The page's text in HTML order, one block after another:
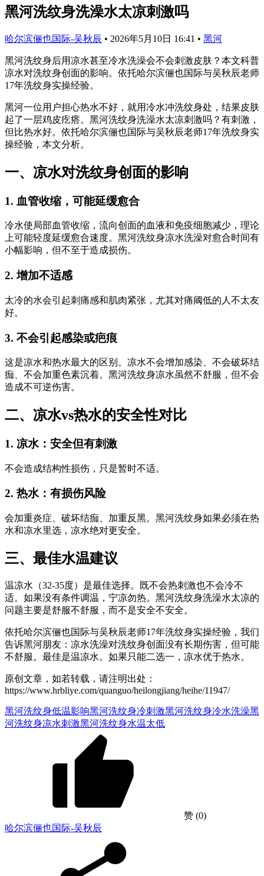
黑河洗纹身洗澡水太凉刺激吗
哈尔滨俪也国际-吴秋辰 • 2026年5月10日 16:41 • 黑河
黑河洗纹身后用凉水甚至冷水洗澡会不会刺激皮肤？本文科普
凉水对洗纹身创面的影响。依托哈尔滨俪也国际与吴秋辰老师
17年洗纹身实操经验。
黑河一位用户担心热水不好，就用冷水冲洗纹身处，结果皮肤
起了一层鸡皮疙瘩。黑河洗纹身洗澡水太凉刺激吗？有刺激，
但比热水好。依托哈尔滨俪也国际与吴秋辰老师17年洗纹身实
操经验，本文分析。
一、凉水对洗纹身创面的影响
1. 血管收缩，可能延缓愈合
冷水使局部血管收缩，流向创面的血液和免疫细胞减少，理论
上可能轻度延缓愈合速度。黑河洗纹身凉水洗澡对愈合时间有
小幅影响，但不至于造成损伤。
2. 增加不适感
太冷的水会引起刺痛感和肌肉紧张，尤其对痛阈低的人不太友
好。
3. 不会引起感染或疤痕
这是凉水和热水最大的区别。凉水不会增加感染、不会破坏结
痂、不会加重色素沉着。黑河洗纹身凉水虽然不舒服，但不会
造成不可逆伤害。
二、凉水vs热水的安全性对比
1. 凉水：安全但有刺激
不会造成结构性损伤，只是暂时不适。
2. 热水：有损伤风险
会加重炎症、破坏结痂、加重反黑。黑河洗纹身如果必须在热
水和凉水里选，凉水绝对更安全。
三、最佳水温建议
温凉水（32-35度）是最佳选择。既不会热刺激也不会冷不
适。如果没有条件调温，宁凉勿热。黑河洗纹身洗澡水太凉的
问题主要是舒服不舒服，而不是安全不安全。
依托哈尔滨俪也国际与吴秋辰老师17年洗纹身实操经验，我们
告诉黑河朋友：凉水洗澡对洗纹身创面没有长期伤害，但可能
不舒服。最佳是温凉水。如果只能二选一，凉水优于热水。
原创文章，如若转载，请注明出处：
https://www.hrbliye.com/quanguo/heilongjiang/heihe/11947/
黑河洗纹身低温影响黑河洗纹身冷刺激黑河洗纹身冷水洗澡黑
河洗纹身凉水刺激黑河洗纹身水温太低
赞 (0)
哈尔滨俪也国际-吴秋辰